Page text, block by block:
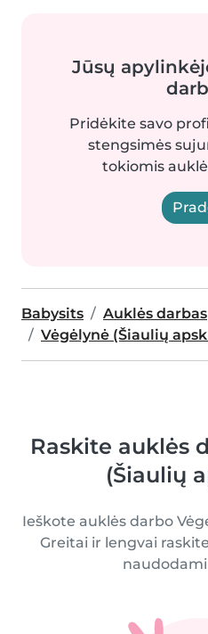
Jūsų
Pridėkite savo
stengsimės
tokiomis
Babysits
Auklės darbas
Vėgėlynė (Šiaulių
Raskite auklės
(Šiaulių
Ieškote auklės darbo
Greitai ir lengvai